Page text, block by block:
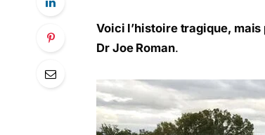
Voici l’histoire tragique,
Dr Joe Roman.